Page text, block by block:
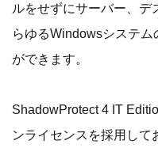
ルをせずにサーバー、
らゆるWindowsシステ
ができます。
ShadowProtect 4 IT
ンライセンスを採用し